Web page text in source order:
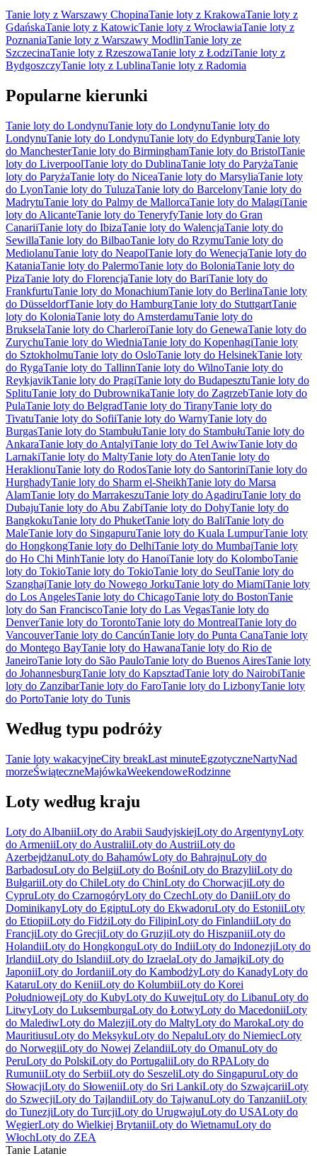
Tanie loty z Warszawy ChopinaTanie loty z KrakowaTanie loty z
GdańskaTanie loty z KatowicTanie loty z WrocławiaTanie loty z
PoznaniaTanie loty z Warszawy ModlinTanie loty ze
SzczecinaTanie loty z RzeszowaTanie loty z ŁodziTanie loty z
BydgoszczyTanie loty z LublinaTanie loty z Radomia
Popularne kierunki
Tanie loty do LondynuTanie loty do LondynuTanie loty do
LondynuTanie loty do LondynuTanie loty do EdynburgTanie loty
do ManchesterTanie loty do BirminghamTanie loty do BristolTanie
loty do LiverpoolTanie loty do DublinaTanie loty do ParyżaTanie
loty do ParyżaTanie loty do NiceaTanie loty do MarsyliaTanie loty
do LyonTanie loty do TuluzaTanie loty do BarcelonyTanie loty do
MadrytuTanie loty do Palmy de MallorcaTanie loty do MalagiTanie
loty do AlicanteTanie loty do TeneryfyTanie loty do Gran
CanariiTanie loty do IbizaTanie loty do WalencjaTanie loty do
SewillaTanie loty do BilbaoTanie loty do RzymuTanie loty do
MediolanuTanie loty do NeapolTanie loty do WenecjaTanie loty do
KataniaTanie loty do PalermoTanie loty do BoloniaTanie loty do
PizaTanie loty do FlorencjaTanie loty do BariTanie loty do
FrankfurtuTanie loty do MonachiumTanie loty do BerlinaTanie loty
do DüsseldorfTanie loty do HamburgTanie loty do StuttgartTanie
loty do KoloniaTanie loty do AmsterdamuTanie loty do
BrukselaTanie loty do CharleroiTanie loty do GenewaTanie loty do
ZurychuTanie loty do WiedniaTanie loty do KopenhagiTanie loty
do SztokholmuTanie loty do OsloTanie loty do HelsinekTanie loty
do RygaTanie loty do TallinnTanie loty do WilnoTanie loty do
ReykjavikTanie loty do PragiTanie loty do BudapesztuTanie loty do
SplituTanie loty do DubrownikaTanie loty do ZagrzebTanie loty do
PulaTanie loty do BelgradTanie loty do TiranyTanie loty do
TivatuTanie loty do SofiiTanie loty do WarnyTanie loty do
BurgasTanie loty do StambułuTanie loty do StambułuTanie loty do
AnkaraTanie loty do AntalyiTanie loty do Tel AwiwTanie loty do
LarnakiTanie loty do MaltyTanie loty do AtenTanie loty do
HeraklionuTanie loty do RodosTanie loty do SantoriniTanie loty do
HurghadyTanie loty do Sharm el-SheikhTanie loty do Marsa
AlamTanie loty do MarrakeszuTanie loty do AgadiruTanie loty do
DubajuTanie loty do Abu ZabiTanie loty do DohyTanie loty do
BangkokuTanie loty do PhuketTanie loty do BaliTanie loty do
MaleTanie loty do SingapuruTanie loty do Kuala LumpurTanie loty
do HongkongTanie loty do DelhiTanie loty do MumbajTanie loty
do Ho Chi MinhTanie loty do HanoiTanie loty do KolomboTanie
loty do TokioTanie loty do TokioTanie loty do SeulTanie loty do
SzanghajTanie loty do Nowego JorkuTanie loty do MiamiTanie loty
do Los AngelesTanie loty do ChicagoTanie loty do BostonTanie
loty do San FranciscoTanie loty do Las VegasTanie loty do
DenverTanie loty do TorontoTanie loty do MontrealTanie loty do
VancouverTanie loty do CancúnTanie loty do Punta CanaTanie loty
do Montego BayTanie loty do HawanaTanie loty do Rio de
JaneiroTanie loty do São PauloTanie loty do Buenos AiresTanie loty
do JohannesburgTanie loty do KapsztadTanie loty do NairobiTanie
loty do ZanzibarTanie loty do FaroTanie loty do LizbonyTanie loty
do PortoTanie loty do Tunis
Według typu podróży
Tanie loty wakacyjneCity breakLast minuteEgzotyczneNartyNad
morzeŚwiąteczneMajówkaWeekendoweRodzinne
Loty według kraju
Loty do AlbaniiLoty do Arabii SaudyjskiejLoty do ArgentynyLoty
do ArmeniiLoty do AustraliiLoty do AustriiLoty do
AzerbejdżanuLoty do BahamówLoty do BahrajnuLoty do
BarbadosuLoty do BelgiiLoty do BośniLoty do BrazyliiLoty do
BułgariiLoty do ChileLoty do ChinLoty do ChorwacjiLoty do
CypruLoty do CzarnogóryLoty do CzechLoty do DaniiLoty do
DominikanyLoty do EgiptuLoty do EkwadoruLoty do EstoniiLoty
do EtiopiiLoty do FidżiLoty do FilipinLoty do FinlandiiLoty do
FrancjiLoty do GrecjiLoty do GruzjiLoty do HiszpaniiLoty do
HolandiiLoty do HongkonguLoty do IndiiLoty do IndonezjiLoty do
IrlandiiLoty do IslandiiLoty do IzraelaLoty do JamajkiLoty do
JaponiiLoty do JordaniiLoty do KambodżyLoty do KanadyLoty do
KataruLoty do KeniiLoty do KolumbiiLoty do Korei
PołudniowejLoty do KubyLoty do KuwejtuLoty do LibanuLoty do
LitwyLoty do LuksemburgaLoty do ŁotwyLoty do MacedoniiLoty
do MalediwLoty do MalezjiLoty do MaltyLoty do MarokaLoty do
MauritiusuLoty do MeksykuLoty do NepaluLoty do NiemiecLoty
do NorwegiiLoty do Nowej ZelandiiLoty do OmanuLoty do
PeruLoty do PolskiLoty do PortugaliiLoty do RPALoty do
RumuniiLoty do SerbiiLoty do SeszeliLoty do SingapuruLoty do
SłowacjiLoty do SłoweniiLoty do Sri LankiLoty do SzwajcariiLoty
do SzwecjiLoty do TajlandiiLoty do TajwanuLoty do TanzaniiLoty
do TunezjiLoty do TurcjiLoty do UrugwajuLoty do USALoty do
WęgierLoty do Wielkiej BrytaniiLoty do WietnamuLoty do
WłochLoty do ZEA
Tanie Latanie